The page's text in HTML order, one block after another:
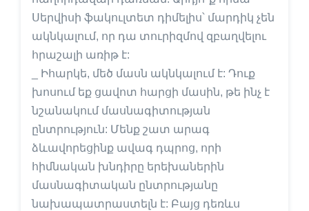
Սերվիսի ֆակուլտետ դիմելիս՝ մարդիկ չեն
ակնկալում, որ դա տուրիզմով զբաղվելու
հրաշալի առիթ է:
_ Իհարկե, մեծ մասն ակնկալում է: Դուք
խոսում եք ցավոտ հարցի մասին, թե ինչ է
նշանակում մասնագիտության
ընտրություն: Մենք շատ արագ
ձևավորեցինք ավագ դպրոց, որի
հիմնական խնդիրը երեխաներին
մասնագիտական ընտրությանը
նախապատրաստելն է: Բայց դեռևս